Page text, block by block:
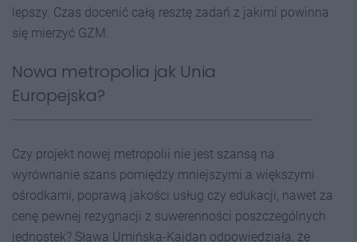
lepszy. Czas docenić całą resztę zadań z jakimi powinna
się mierzyć GZM.
Nowa metropolia jak Unia
Europejska?
Czy projekt nowej metropolii nie jest szansą na
wyrównanie szans pomiędzy mniejszymi a większymi
ośrodkami, poprawą jakości usług czy edukacji, nawet za
cenę pewnej rezygnacji z suwerenności poszczególnych
jednostek? Sława Umińska-Kajdan odpowiedziała, że